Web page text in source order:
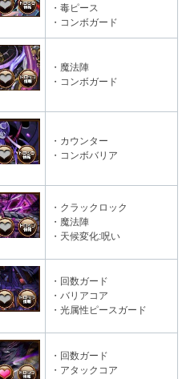
・毒ピース
・コンボガード
・魔法陣
・コンボガード
・カウンター
・コンボバリア
・クラックロック
・魔法陣
・天候変化:呪い
・回数ガード
・バリアコア
・光属性ピースガード
・回数ガード
・アタックコア